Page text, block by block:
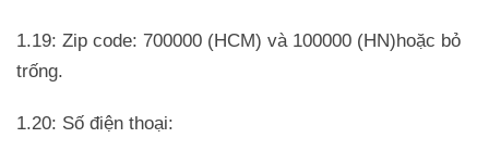
1.19: Zip code: 700000 (HCM) và 100000 (HN)hoặc bỏ
trống.
1.20: Số điện thoại: